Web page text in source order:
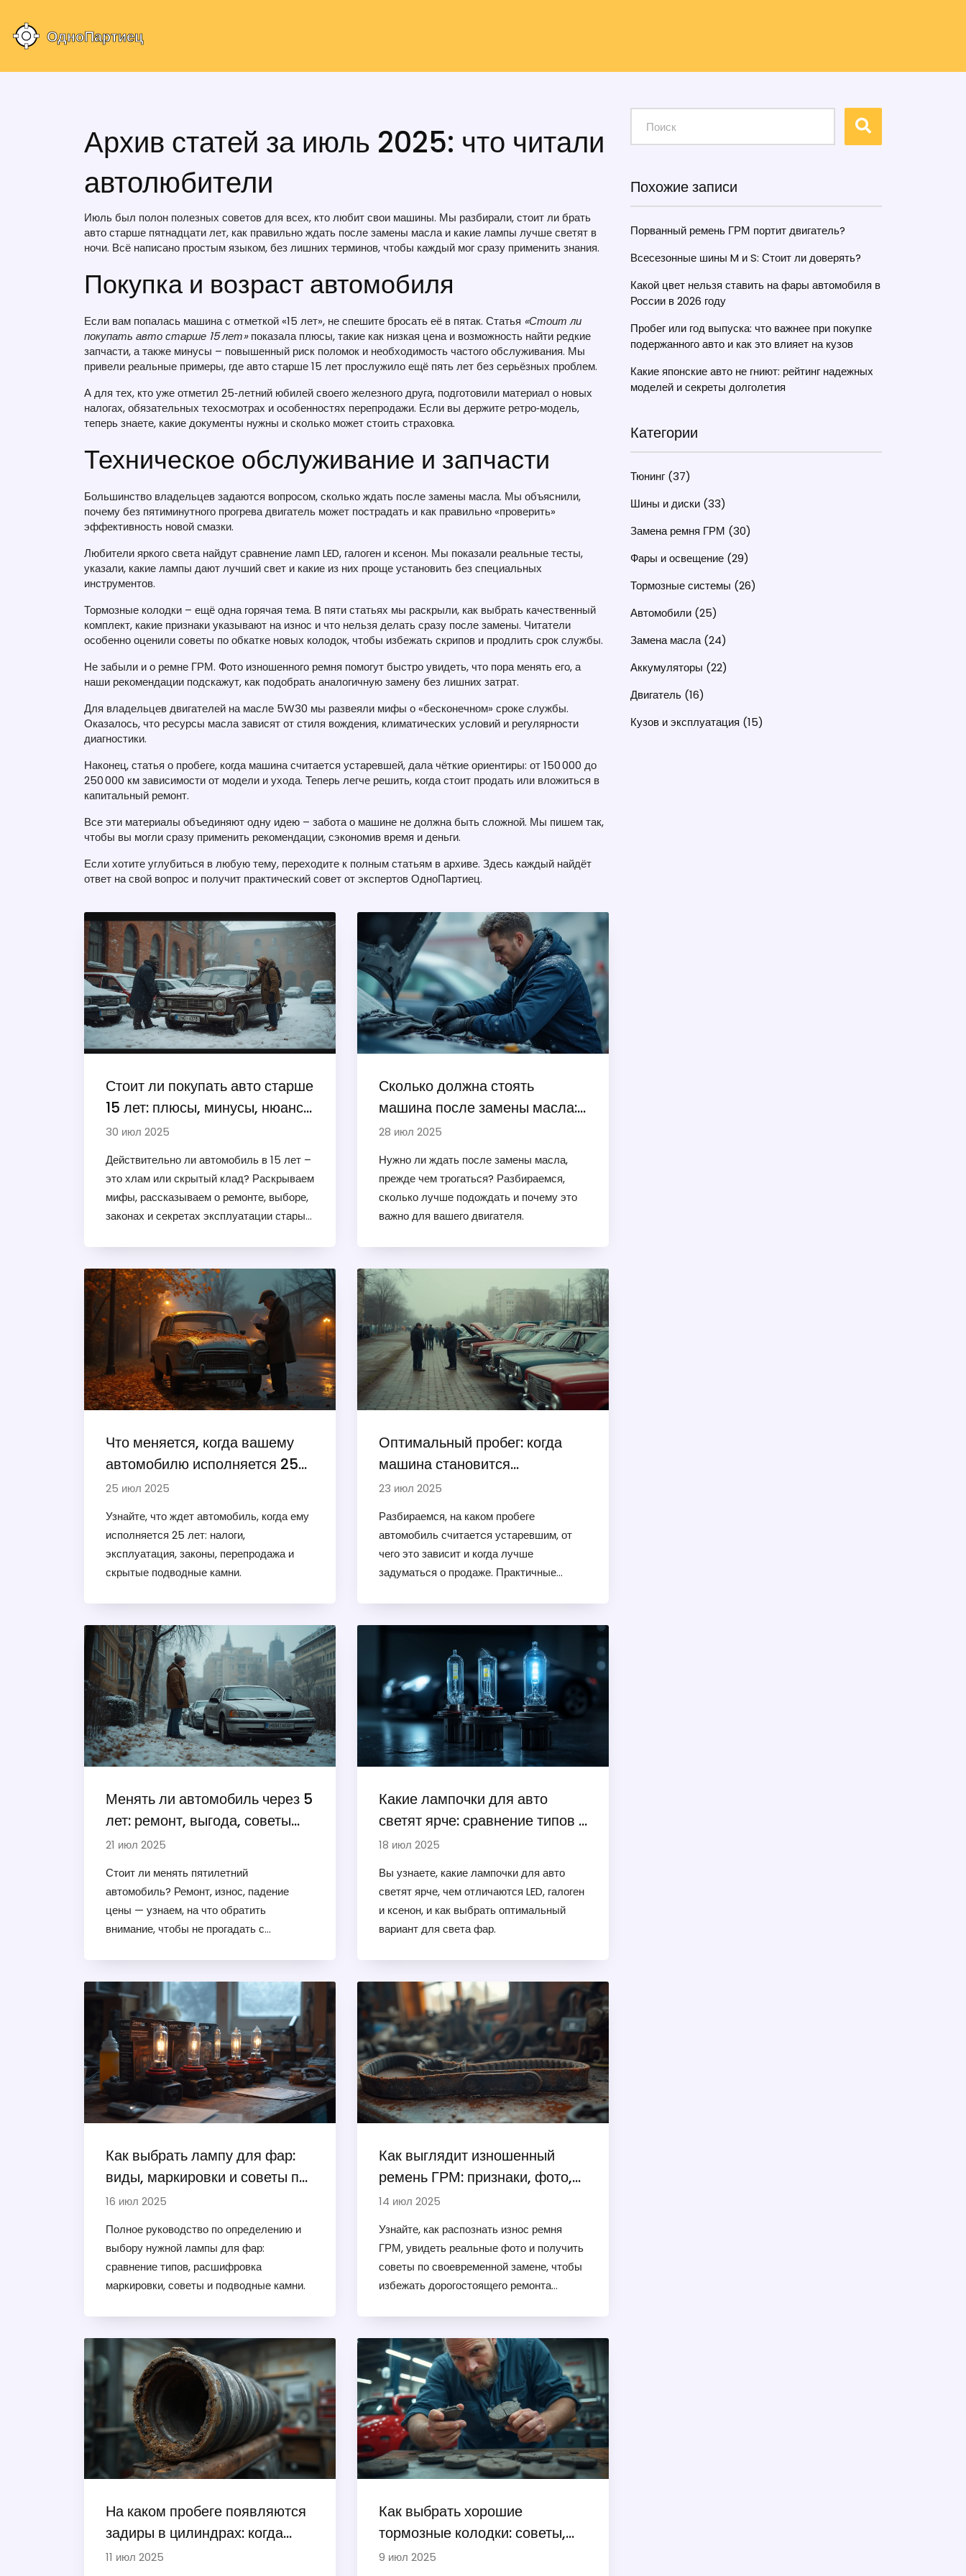
Архив статей за июль 2025: что читали
автолюбители
Июль был полон полезных советов для всех, кто любит свои машины. Мы разбирали, стоит ли брать
авто старше пятнадцати лет, как правильно ждать после замены масла и какие лампы лучше светят в
ночи. Всё написано простым языком, без лишних терминов, чтобы каждый мог сразу применить знания.
Покупка и возраст автомобиля
Если вам попалась машина с отметкой «15 лет», не спешите бросать её в пятак. Статья «Стоит ли
покупать авто старше 15 лет»показала плюсы, такие как низкая цена и возможность найти редкие
запчасти, а также минусы – повышенный риск поломок и необходимость частого обслуживания. Мы
привели реальные примеры, где авто старше 15 лет прослужило ещё пять лет без серьёзных проблем.
А для тех, кто уже отметил 25‑летний юбилей своего железного друга, подготовили материал о новых
налогах, обязательных техосмотрах и особенностях перепродажи. Если вы держите ретро‑модель,
теперь знаете, какие документы нужны и сколько может стоить страховка.
Техническое обслуживание и запчасти
Большинство владельцев задаются вопросом, сколько ждать после замены масла. Мы объяснили,
почему без пятиминутного прогрева двигатель может пострадать и как правильно «проверить»
эффективность новой смазки.
Любители яркого света найдут сравнение ламп LED, галоген и ксенон. Мы показали реальные тесты,
указали, какие лампы дают лучший свет и какие из них проще установить без специальных
инструментов.
Тормозные колодки – ещё одна горячая тема. В пяти статьях мы раскрыли, как выбрать качественный
комплект, какие признаки указывают на износ и что нельзя делать сразу после замены. Читатели
особенно оценили советы по обкатке новых колодок, чтобы избежать скрипов и продлить срок службы.
Не забыли и о ремне ГРМ. Фото изношенного ремня помогут быстро увидеть, что пора менять его, а
наши рекомендации подскажут, как подобрать аналогичную замену без лишних затрат.
Для владельцев двигателей на масле 5W30 мы развеяли мифы о «бесконечном» сроке службы.
Оказалось, что ресурсы масла зависят от стиля вождения, климатических условий и регулярности
диагностики.
Наконец, статья о пробеге, когда машина считается устаревшей, дала чёткие ориентиры: от 150 000 до
250 000 км зависимости от модели и ухода. Теперь легче решить, когда стоит продать или вложиться в
капитальный ремонт.
Все эти материалы объединяют одну идею – забота о машине не должна быть сложной. Мы пишем так,
чтобы вы могли сразу применить рекомендации, сэкономив время и деньги.
Если хотите углубиться в любую тему, переходите к полным статьям в архиве. Здесь каждый найдёт
ответ на свой вопрос и получит практический совет от экспертов ОдноПартиец.
Стоит ли покупать авто старше
15 лет: плюсы, минусы, нюансы
эксплуатации
30 июл 2025
Действительно ли автомобиль в 15 лет –
это хлам или скрытый клад? Раскрываем
мифы, рассказываем о ремонте, выборе,
законах и секретах эксплуатации старых
Сколько должна стоять
машина после замены масла:
советы по уходу за двигателем
28 июл 2025
Нужно ли ждать после замены масла,
прежде чем трогаться? Разбираемся,
сколько лучше подождать и почему это
важно для вашего двигателя.
Что меняется, когда вашему
автомобилю исполняется 25
лет: законы, налоги,
эксплуатация
25 июл 2025
Узнайте, что ждет автомобиль, когда ему
исполняется 25 лет: налоги,
эксплуатация, законы, перепродажа и
скрытые подводные камни.
Оптимальный пробег: когда
машина становится
устаревшей?
23 июл 2025
Разбираемся, на каком пробеге
автомобиль считаетcя устаревшим, от
чего это зависит и когда лучше
задуматься о продаже. Практичные
Менять ли автомобиль через 5
лет: ремонт, выгода, советы
экспертов
21 июл 2025
Стоит ли менять пятилетний
автомобиль? Ремонт, износ, падение
цены — узнаем, на что обратить
внимание, чтобы не прогадать с
Какие лампочки для авто
светят ярче: сравнение типов и
реальные тесты
18 июл 2025
Вы узнаете, какие лампочки для авто
светят ярче, чем отличаются LED, галоген
и ксенон, и как выбрать оптимальный
вариант для света фар.
Как выбрать лампу для фар:
виды, маркировки и советы по
подбору
16 июл 2025
Полное руководство по определению и
выбору нужной лампы для фар:
сравнение типов, расшифровка
маркировки, советы и подводные камни.
Как выглядит изношенный
ремень ГРМ: признаки, фото,
советы по замене
14 июл 2025
Узнайте, как распознать износ ремня
ГРМ, увидеть реальные фото и получить
советы по своевременной замене, чтобы
избежать дорогостоящего ремонта
На каком пробеге появляются
задиры в цилиндрах: когда
ждать проблему и как избежать
11 июл 2025
Как выбрать хорошие
тормозные колодки: советы,
признаки качества и
9 июл 2025
Похожие записи
Порванный ремень ГРМ портит двигатель?
Всесезонные шины M и S: Стоит ли доверять?
Какой цвет нельзя ставить на фары автомобиля в
России в 2026 году
Пробег или год выпуска: что важнее при покупке
подержанного авто и как это влияет на кузов
Какие японские авто не гниют: рейтинг надежных
моделей и секреты долголетия
Категории
Тюнинг (37)
Шины и диски (33)
Замена ремня ГРМ (30)
Фары и освещение (29)
Тормозные системы (26)
Автомобили (25)
Замена масла(24)
Аккумуляторы (22)
Двигатель (16)
Кузов и эксплуатация (15)